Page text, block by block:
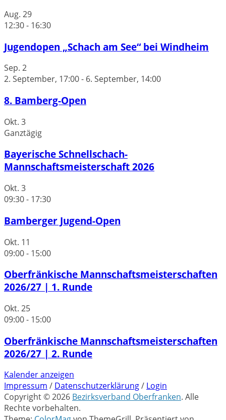
Aug. 29
12:30- 16:30
Jugendopen „Schach am See“ bei Windheim
Sep. 2
2. September, 17:00- 6. September, 14:00
8. Bamberg-Open
Okt. 3
Ganztägig
Bayerische Schnellschach-
Mannschaftsmeisterschaft 2026
Okt. 3
09:30- 17:30
Bamberger Jugend-Open
Okt. 11
09:00- 15:00
Oberfränkische Mannschaftsmeisterschaften
2026/27 | 1. Runde
Okt. 25
09:00- 15:00
Oberfränkische Mannschaftsmeisterschaften
2026/27 | 2. Runde
Kalender anzeigen
Impressum / Datenschutzerklärung/ Login
Copyright © 2026 Bezirksverband Oberfranken. Alle
Rechte vorbehalten.